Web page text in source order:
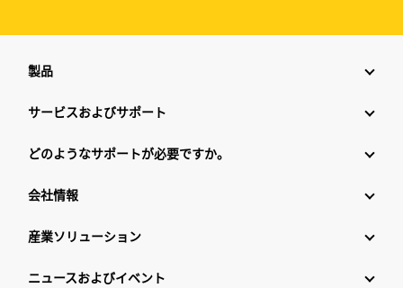
製品
サービスおよびサポート
どのようなサポートが必要ですか。
会社情報
産業ソリューション
ニュースおよびイベント